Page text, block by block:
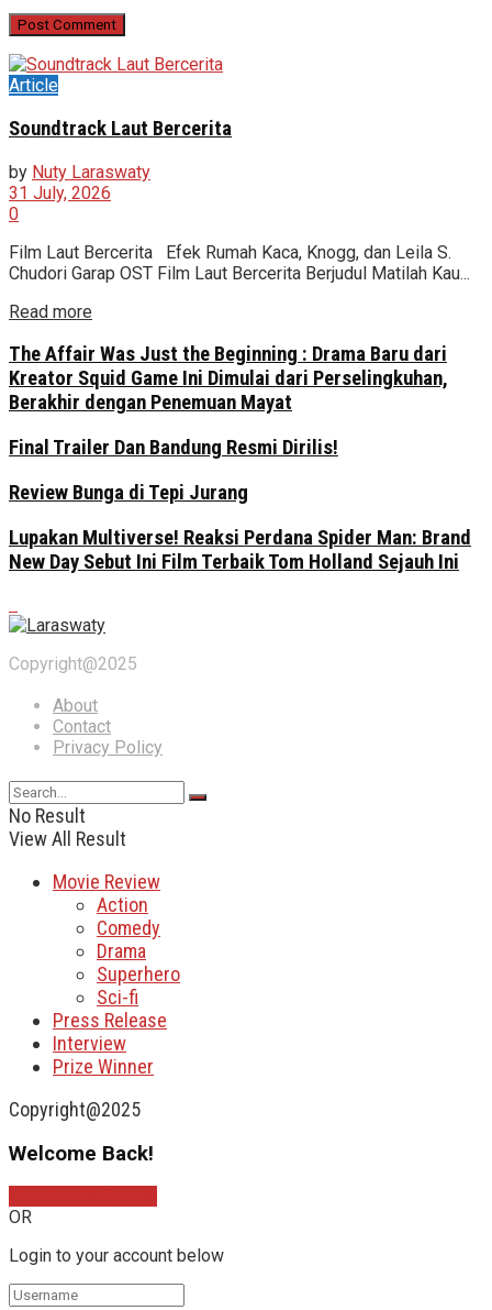
Article
Soundtrack Laut Bercerita
by Nuty Laraswaty
31 July, 2026
0
Film Laut Bercerita Efek Rumah Kaca, Knogg, dan Leila S.
Chudori Garap OST Film Laut Bercerita Berjudul Matilah Kau...
Read more
The Affair Was Just the Beginning : Drama Baru dari
Kreator Squid Game Ini Dimulai dari Perselingkuhan,
Berakhir dengan Penemuan Mayat
Final Trailer Dan Bandung Resmi Dirilis!
Review Bunga di Tepi Jurang
Lupakan Multiverse! Reaksi Perdana Spider Man: Brand
New Day Sebut Ini Film Terbaik Tom Holland Sejauh Ini
Copyright@2025
About
Contact
Privacy Policy
No Result
View All Result
Movie Review
Action
Comedy
Drama
Superhero
Sci-fi
Press Release
Interview
Prize Winner
Copyright@2025
Welcome Back!
OR
Login to your account below